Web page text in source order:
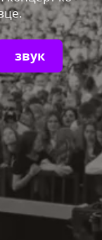
звук